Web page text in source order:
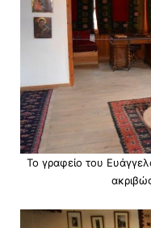
Το γραφείο του